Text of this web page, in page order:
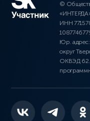
©
ИНН
Юр. адрес:
округ
ОКВЭД